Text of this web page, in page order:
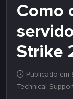
Como
Strike
Publicado
Technical